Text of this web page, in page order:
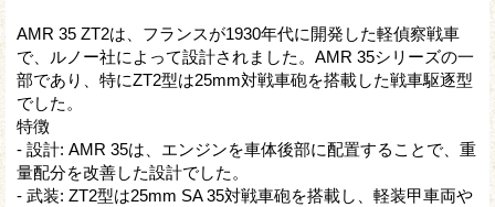
AMR 35 ZT2は、フランスが1930年代に開発した軽偵察戦車
で、ルノー社によって設計されました。AMR 35シリーズの一
部であり、特にZT2型は25mm対戦車砲を搭載した戦車駆逐型
でした。
特徴
- 設計: AMR 35は、エンジンを車体後部に配置することで、重
量配分を改善した設計でした。
- 武装: ZT2型は25mm SA 35対戦車砲を搭載し、軽装甲車両や